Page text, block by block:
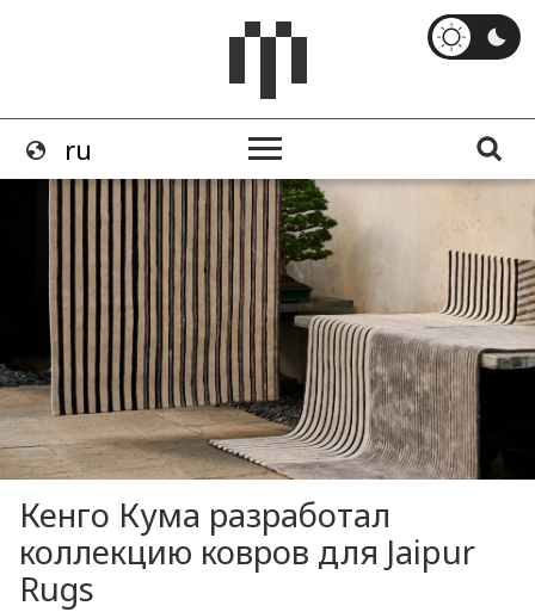
Кенго Кума разработал
коллекцию ковров для Jaipur
Rugs